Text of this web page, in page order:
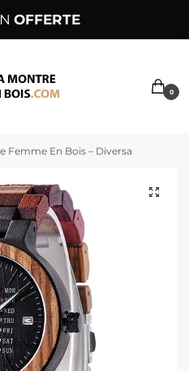
OFFERTE
0
Femme En Bois – Diversa